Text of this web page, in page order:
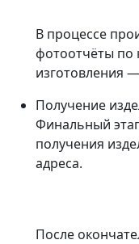
В процессе
фотоотчёты по
изготовления
Получение
Финальный
получения
адреса.
После